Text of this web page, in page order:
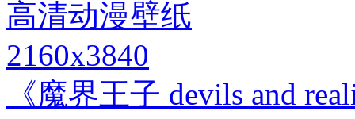
2160x3840
《魔界王子 devils and